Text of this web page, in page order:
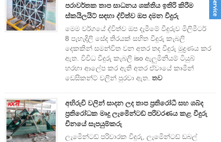
පරාවර්තක තාප සාධනය ශක්තිය ඉතිරි කිරීම
ස්කයිලයිට් සඳහා ද්විත්ව ඔප දමන වීදුරු
මෙම වර්ගයේ ද්විත්ව ඔප දැමීමේ වීදුරුව මිලිමීටර්
8 පැහැදිලි සේද තිරයක් සහිත වීදුරු කැබලි
දෙකකින් සමන්විත වන අතර තද වීදුරු මුද්‍රණය කර
ඇත. විවිධ වීදුරු කැබලි iso ඇලුමිනියම් ටියුබ්
හරහා ආලේප කර ඇති අතර ඒවායේ කෘමීන්
ඩෙසිකන්ට් වලින් පුරවා ඇත. තව
අභිරුචි වලින් සාදන ලද තාප ප්‍රතිරෝධී සහ ශබ්ද
ප්‍රතිරෝධක මෘදු ලැමිෙන්ටඩ් පරිවරණය කළ වීදුරු
චීනයේ සැපයුම්කරු
ලැමිෙන්ටඩ් පරිවාරක වීදුරු, ලැමිෙන්ටඩ් ඩබල්